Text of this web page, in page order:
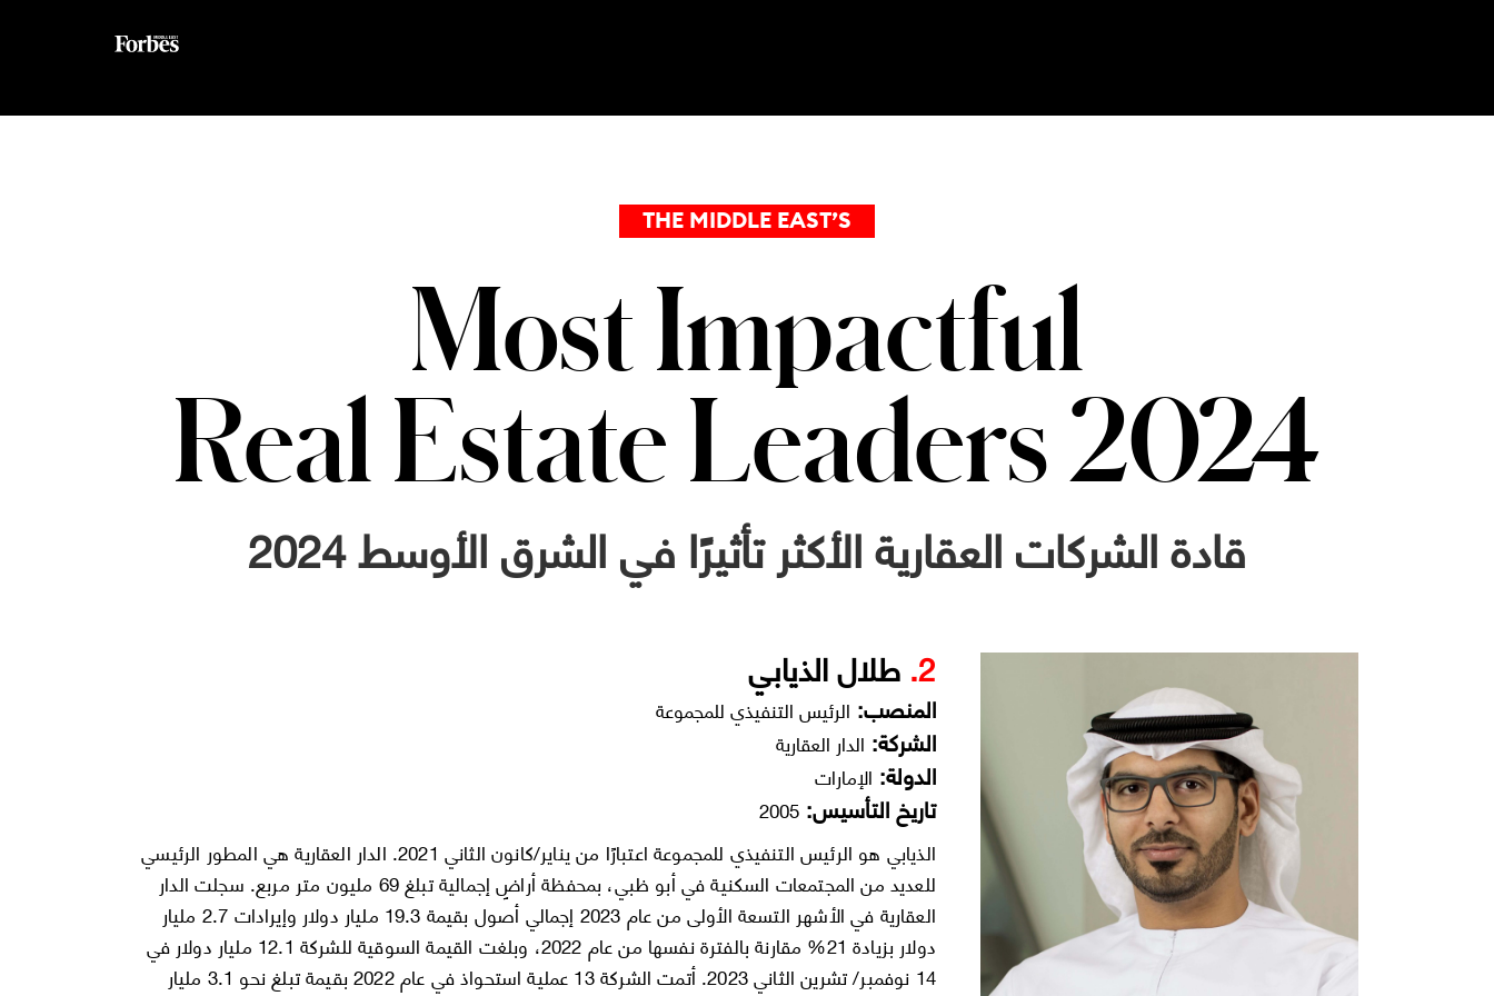
THE MIDDLE EAST’S
Most Impactful
Real Estate Leaders 2024
2024 قادة الشركات العقارية الأكثر تأثيرًا في الشرق الأوسط
2. طلال الذيابي
المنصب: الرئيس التنفيذي للمجموعة
الشركة: الدار العقارية
الدولة: الإمارات
تاريخ التأسيس: 2005
الذيابي هو الرئيس التنفيذي للمجموعة اعتبارًا من يناير/كانون الثاني 2021. الدار العقارية هي المطور الرئيسي
للعديد من المجتمعات السكنية في أبو ظبي، بمحفظة أراضٍ إجمالية تبلغ 69 مليون متر مربع. سجلت الدار
العقارية في الأشهر التسعة الأولى من عام 2023 إجمالي أصول بقيمة 19.3 مليار دولار وإيرادات 2.7 مليار
دولار بزيادة 21% مقارنة بالفترة نفسها من عام 2022، وبلغت القيمة السوقية للشركة 12.1 مليار دولار في
14 نوفمبر/ تشرين الثاني 2023. أتمت الشركة 13 عملية استحواذ في عام 2022 بقيمة تبلغ نحو 3.1 مليار